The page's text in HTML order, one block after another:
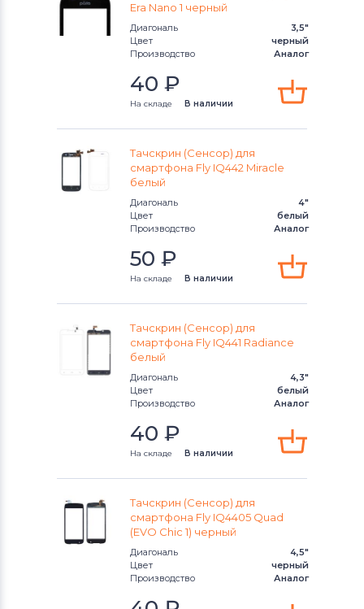
Тачскрины для смартфонов
Тачскрины для смартфонов
Тачскрины для смартфонов
Тачскрины для смартфонов
Тачскрины для смартфонов
Тачскрины для смартфонов
Тачскрины для смартфоновAcer
Тачскрины для смартфоновAlcatel
Тачскрины для смартфонов
Тачскрины для смартфонов
Era Nano 1 черный
Диагональ
3,5"
Цвет
черный
Производство
Аналог
40 ₽
На складе В наличии
Тачскрин (Сенсор) для
смартфона Fly IQ442 Miracle
белый
Диагональ
4"
Цвет
белый
Производство
Аналог
50 ₽
На складе В наличии
Тачскрин (Сенсор) для
смартфона Fly IQ441 Radiance
белый
Диагональ
4,3"
Цвет
белый
Производство
Аналог
40 ₽
На складе В наличии
Тачскрин (Сенсор) для
смартфона Fly IQ4405 Quad
(EVO Chic 1) черный
Диагональ
4,5"
Цвет
черный
Производство
Аналог